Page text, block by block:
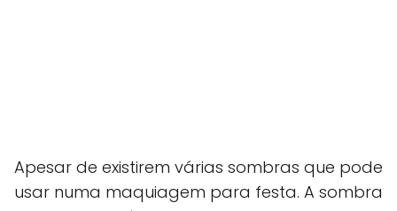
Apesar de existirem várias sombras que pode
usar numa maquiagem para festa. A sombra